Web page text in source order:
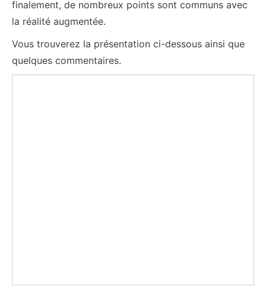
finalement, de nombreux points sont communs avec
la réalité augmentée.
Vous trouverez la présentation ci-dessous ainsi que
quelques commentaires.